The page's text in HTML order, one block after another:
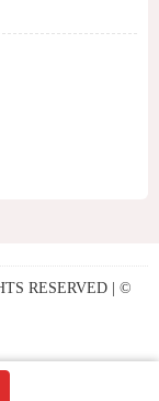
RESERVED | ©